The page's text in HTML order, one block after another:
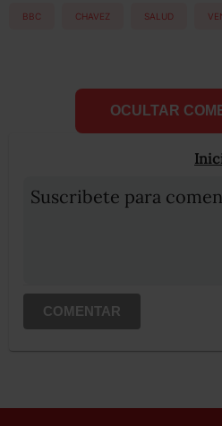
BBC CHAVEZ SALUD
OCULTAR
Suscribete para
COMENTAR